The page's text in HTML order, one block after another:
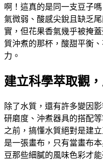
啊！這真的是同一支豆子
氣微弱、酸感尖銳且缺乏
實，但花果香氣幾乎被掩
質沖煮的那杯，酸甜平衡
力。
建立科學萃取觀
除了水質，還有許多變因
研磨度、沖煮器具的搭配
之前，搞懂水質絕對是建
是一張畫布，只有當畫布
豆那些細膩的風味色彩才